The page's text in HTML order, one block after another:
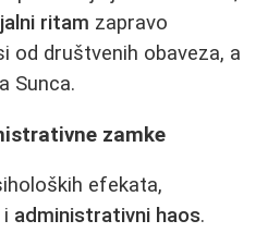
ritam zapravo
od društvenih obaveza, a
Sunca.
zamke
efekata,
administrativni haos.